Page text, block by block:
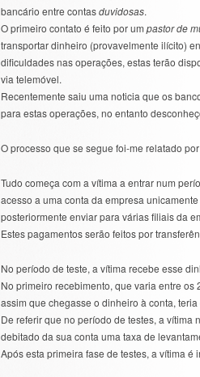
bancário entre contasduvidosas.
O primeiro contato é feito por um pastor de
transportar dinheiro (provavelmente ilícito)
dificuldades nas operações, estas terão
via telemóvel.
Recentemente saiu uma noticia que os
para estas operações, no entanto
O processo que se segue foi-me relatado
Tudo começa com a vítima a entrar num
acesso a uma conta da empresa
posteriormente enviar para várias filiais da
Estes pagamentos serão feitos por
No período de teste, a vítima recebe esse
No primeiro recebimento, que varia entre os
assim que chegasse o dinheiro à conta,
De referir que no período de testes, a
debitado da sua conta uma taxa de
Após esta primeira fase de testes, a vítima